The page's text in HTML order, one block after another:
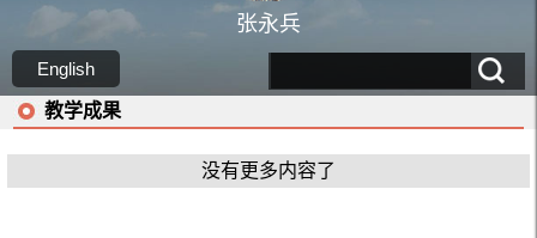
张永兵
English
教学成果
没有更多内容了